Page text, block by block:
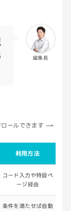
編集長
ロールできます
利用方法
コード入力や特設ペ
ージ経由
条件を満たせば自動